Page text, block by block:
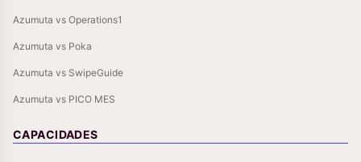
Azumuta vs Operations1
Azumuta vs Poka
Azumuta vs SwipeGuide
Azumuta vs PICO MES
CAPACIDADES